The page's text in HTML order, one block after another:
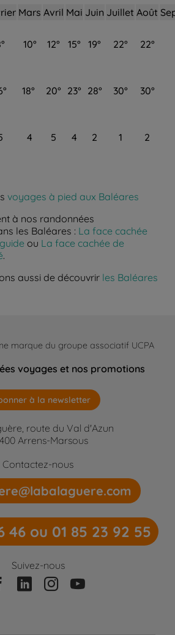
Mars Avril Mai Juin Juillet Août
10° 12° 15° 19° 22° 22°
18° 20° 23° 28° 30° 30°
4 5 4 2 1 2
voyages à pied aux Baléares
à nos randonnées
les Baléares : La face cachée
ou La face cachée de
.
aussi de découvrir les Baléares
marque du groupe associatif UCPA
voyages et nos promotions
à la newsletter
route du Val d'Azun
Arrens-Marsous
Contactez-nous
46 ou 01 85 23 92 55
Suivez-nous